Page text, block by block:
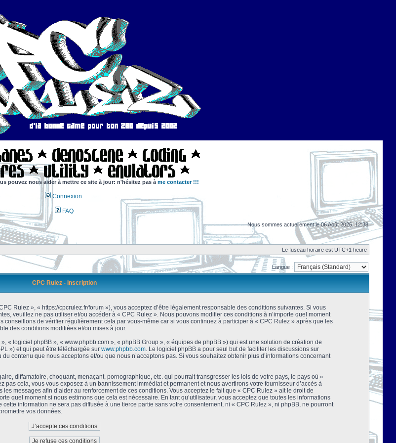
pouvez nous aider à mettre ce site à jour: n'hésitez pas à me contacter !!!
Connexion
FAQ
Nous sommes actuellement le 06 Août 2026, 12:38
Le fuseau horaire est UTC+1 heure
Langue :
CPC Rulez - Inscription
Rulez », « https://cpcrulez.fr/forum »), vous acceptez d’être légalement responsable des conditions suivantes. Si vous
veuillez ne pas utiliser et/ou accéder à « CPC Rulez ». Nous pouvons modifier ces conditions à n’importe quel moment
de vérifier régulièrement cela par vous-même car si vous continuez à participer à « CPC Rulez » après que les
des conditions modifiées et/ou mises à jour.
« logiciel phpBB », « www.phpbb.com », « phpBB Group », « équipes de phpBB ») qui est une solution de création de
») et qui peut être téléchargée sur www.phpbb.com. Le logiciel phpBB a pour seul but de faciliter les discussions sur
contenu que nous acceptons et/ou que nous n’acceptons pas. Si vous souhaitez obtenir plus d’informations concernant
diffamatoire, choquant, menaçant, pornographique, etc. qui pourrait transgresser les lois de votre pays, le pays où «
cela, vous vous exposez à un bannissement immédiat et permanent et nous avertirons votre fournisseur d’accès à
messages afin d’aider au renforcement de ces conditions. Vous acceptez le fait que « CPC Rulez » ait le droit de
quel moment si nous estimons que cela est nécessaire. En tant qu’utilisateur, vous acceptez que toutes les informations
information ne sera pas diffusée à une tierce partie sans votre consentement, ni « CPC Rulez », ni phpBB, ne pourront
vos données.